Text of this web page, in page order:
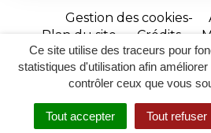
Ce site utilise des traceurs pour
statistiques d'utilisation afin
contrôler ceux que vous
Tout accepter Tout refuser
RECHERCHER
Gestion des cookies
Plan du site
Crédits
Site
réalisé
par
Inovagora